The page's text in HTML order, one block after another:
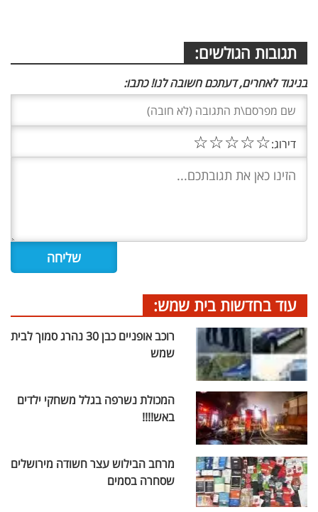
תגובות הגולשים:
בניגוד לאחרים, דעתכם חשובה לנו! כתבו:
דירוג:☆
☆
☆
☆
☆
עוד בחדשות בית שמש:
רוכב אופניים כבן 30 נהרג סמוך לבית
שמש
המכולת נשרפה בגלל משחקי ילדים
באש!!!!
מרחב הבילוש עצר חשודה מירושלים
שסחרה בסמים